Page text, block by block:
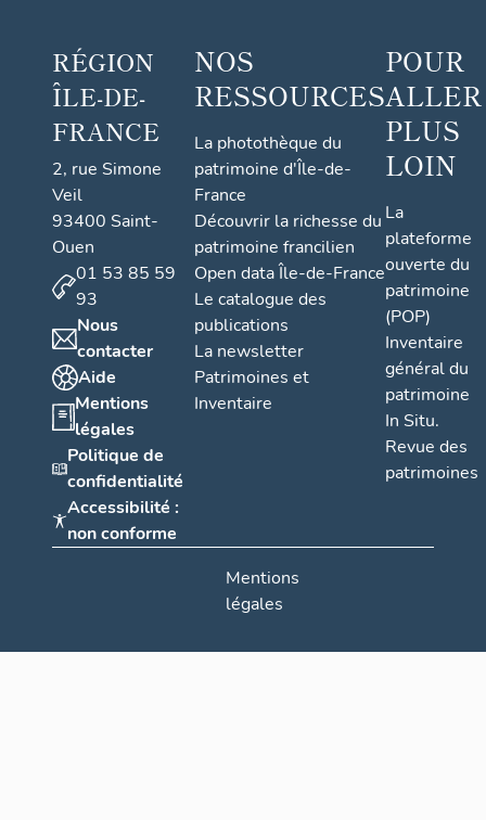
RÉGION
ÎLE-DE-
FRANCE
2, rue Simone
Veil
93400 Saint-
Ouen
01 53 85 59
93
Nous
contacter
Aide
Mentions
légales
Politique de
confidentialité
Accessibilité :
non conforme
NOS
RESSOURCES
La photothèque du
patrimoine d'Île-de-
France
Découvrir la richesse du
patrimoine francilien
Open data Île-de-France
Le catalogue des
publications
La newsletter
Patrimoines et
Inventaire
POUR
ALLER
PLUS
LOIN
La
plateforme
ouverte du
patrimoine
(POP)
Inventaire
général du
patrimoine
In Situ.
Revue des
patrimoines
Mentions
légales